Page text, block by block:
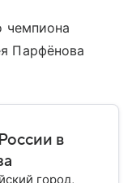
чемпиона
Парфёнова
в
город,